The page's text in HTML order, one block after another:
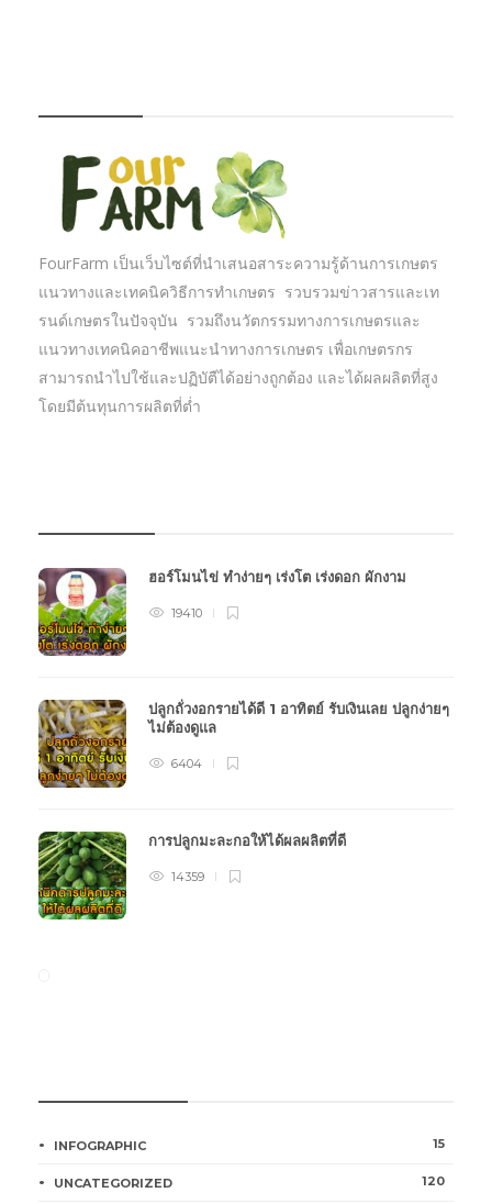
FourFarm เป็นเว็บไซต์ที่นำเสนอสาระความรู้ด้านการเกษตร
แนวทางและเทคนิควิธีการทำเกษตร รวบรวมข่าวสารและเท
รนด์เกษตรในปัจจุบัน รวมถึงนวัตกรรมทางการเกษตรและ
แนวทางเทคนิคอาชีพแนะนำทางการเกษตร เพื่อเกษตรกร
สามารถนำไปใช้และปฏิบัตืได้อย่างถูกต้อง และได้ผลผลิตที่สูง
โดยมีต้นทุนการผลิตที่ต่ำ
ฮอร์โมนไข่ ทำง่ายๆ เร่งโต เร่งดอก ผักงาม
19410
ปลูกถั่วงอกรายได้ดี 1 อาทิตย์ รับเงินเลย ปลูกง่ายๆ
ไม่ต้องดูแล
6404
การปลูกมะละกอให้ได้ผลผลิตที่ดี
14359
INFOGRAPHIC 15
UNCATEGORIZED 120